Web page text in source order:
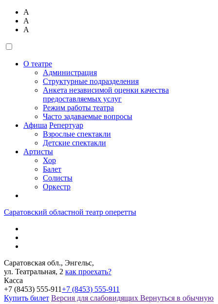
А
А
А
О театре
Администрация
Структурные подразделения
Анкета независимой оценки качества
предоставляемых услуг
Режим работы театра
Часто задаваемые вопросы
Афиша Репертуар
Взрослые спектакли
Детские спектакли
Артисты
Хор
Балет
Солисты
Оркестр
Саратовский областной театр оперетты
Саратовская обл., Энгельс,
ул. Театральная, 2 как проехать?
Касса
+7 (8453) 555-911+7 (8453) 555-911
Купить билет Версия для слабовидящих Вернуться в обычную